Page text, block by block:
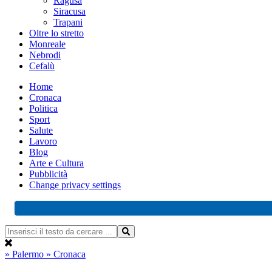
Siracusa
Trapani
Oltre lo stretto
Monreale
Nebrodi
Cefalù
Home
Cronaca
Politica
Sport
Salute
Lavoro
Blog
Arte e Cultura
Pubblicità
Change privacy settings
» Palermo » Cronaca